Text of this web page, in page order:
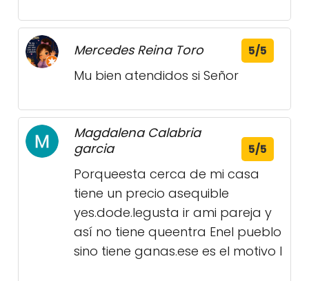
Mercedes Reina Toro 5/5
Mu bien atendidos si Señor
Magdalena Calabria
garcia
5/5
Porqueesta cerca de mi casa
tiene un precio asequible
yes.dode.legusta ir ami pareja y
así no tiene queentra Enel pueblo
sino tiene ganas.ese es el motivo l